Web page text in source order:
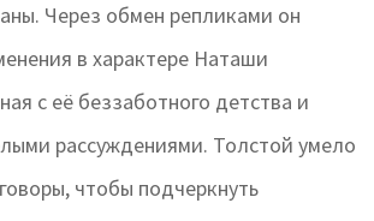
Через обмен репликами он
в характере Наташи
с её беззаботного детства и
рассуждениями. Толстой умело
чтобы подчеркнуть